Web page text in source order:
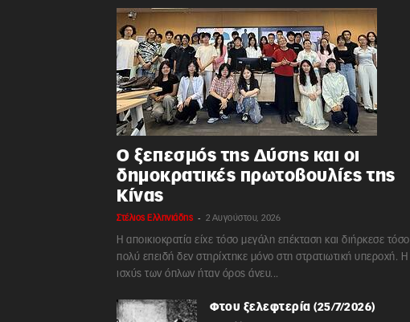
Ο ξεπεσμός της Δύσης και οι
δημοκρατικές πρωτοβουλίες της
Κίνας
Στέλιος Ελληνιάδης - 2 Αυγούστου, 2026
Η αποικιοκρατία είχε τόσο μεγάλη επέκταση και διήρκεσε τόσο
πολύ επειδή δεν στηρίχτηκε μόνο στη στρατιωτική υπεροχή. Η
ισχύς των όπλων ήταν όρος άνευ...
Φτου ξελεφτερία (25/7/2026)